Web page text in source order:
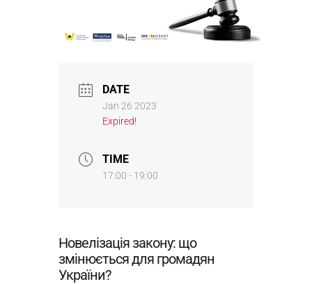
DATE
Jan 26 2023
Expired!
TIME
17:00 - 19:00
Новелізація закону: що
змінюється для громадян
України?